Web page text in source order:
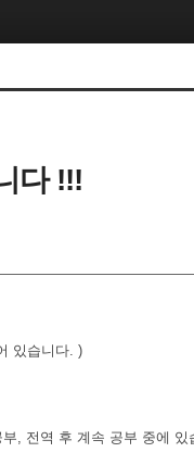
다 !!!
있습니다. )
, 전역 후 계속 공부 중에 있